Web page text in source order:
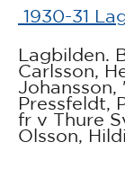
1930-31
Lagbilden.
Carlsson,
Pressfeldt,
fr v Thure
Olsson,